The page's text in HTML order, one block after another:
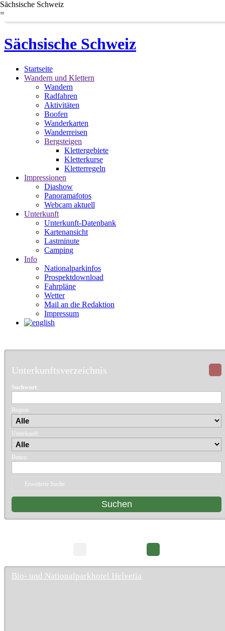
Sächsische Schweiz
=
Sächsische Schweiz
Startseite
Wandern und Klettern
Wandern
Radfahren
Aktivitäten
Boofen
Wanderkarten
Wanderreisen
Bergsteigen
Klettergebiete
Kletterkurse
Kletterregeln
Impressionen
Diashow
Panoramafotos
Webcam aktuell
Unterkunft
Unterkunft-Datenbank
Kartenansicht
Lastminute
Camping
Info
Nationalparkinfos
Prospektdownload
Fahrpläne
Wetter
Mail an die Redaktion
Impressum
Unterkunftsverzeichnis
Suchwort:
Region:
Unterkunft:
Betten:
Erweiterte Suche
Bio- und Nationalparkhotel Helvetia